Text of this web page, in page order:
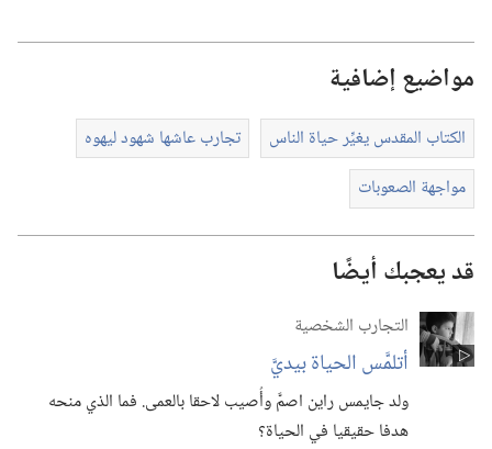
مواضيع إضافية
الكتاب المقدس يغيِّر حياة الناس
تجارب عاشها شهود ليهوه
مواجهة الصعوبات
قد يعجبك أيضًا
التجارب الشخصية
أتلمَّس الحياة بيديَّ
ولد جايمس راين اصمَّ وأُصيب لاحقا بالعمى.‏ فما الذي منحه
هدفا حقيقيا في الحياة؟‏